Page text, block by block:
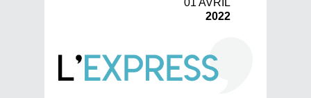
01 AVRIL
2022